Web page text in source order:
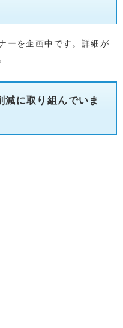
ーを企画中です。詳細が
に取り組んでいま